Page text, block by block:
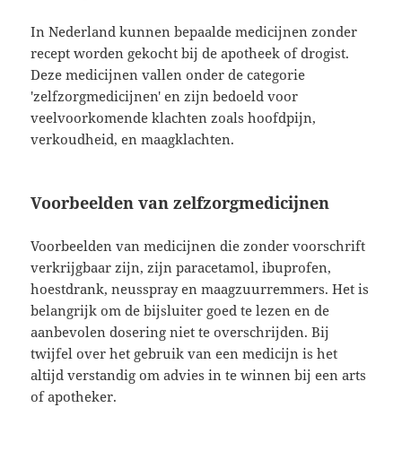
In Nederland kunnen bepaalde medicijnen zonder
recept worden gekocht bij de apotheek of drogist.
Deze medicijnen vallen onder de categorie
'zelfzorgmedicijnen' en zijn bedoeld voor
veelvoorkomende klachten zoals hoofdpijn,
verkoudheid, en maagklachten.
Voorbeelden van zelfzorgmedicijnen
Voorbeelden van medicijnen die zonder voorschrift
verkrijgbaar zijn, zijn paracetamol, ibuprofen,
hoestdrank, neusspray en maagzuurremmers. Het is
belangrijk om de bijsluiter goed te lezen en de
aanbevolen dosering niet te overschrijden. Bij
twijfel over het gebruik van een medicijn is het
altijd verstandig om advies in te winnen bij een arts
of apotheker.